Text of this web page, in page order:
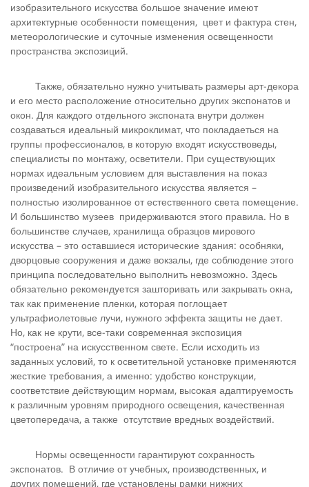
изобразительного искусства большое значение имеют
архитектурные особенности помещения, цвет и фактура стен,
метеорологические и суточные изменения освещенности
пространства экспозиций.
Также, обязательно нужно учитывать размеры арт-декора
и его место расположение относительно других экспонатов и
окон. Для каждого отдельного экспоната внутри должен
создаваться идеальный микроклимат, что покладаеться на
группы профессионалов, в которую входят искусствоведы,
специалисты по монтажу, осветители. При существующих
нормах идеальным условием для выставления на показ
произведений изобразительного искусства является –
полностью изолированное от естественного света помещение.
И большинство музеев придерживаются этого правила. Но в
большинстве случаев, хранилища образцов мирового
искусства – это оставшиеся исторические здания: особняки,
дворцовые сооружения и даже вокзалы, где соблюдение этого
принципа последовательно выполнить невозможно. Здесь
обязательно рекомендуется зашторивать или закрывать окна,
так как применение пленки, которая поглощает
ультрафиолетовые лучи, нужного эффекта защиты не дает.
Но, как не крути, все-таки современная экспозиция
“построена” на искусственном свете. Если исходить из
заданных условий, то к осветительной установке применяются
жесткие требования, а именно: удобство конструкции,
соответствие действующим нормам, высокая адаптируемость
к различным уровням природного освещения, качественная
цветопередача, а также отсутствие вредных воздействий.
Нормы освещенности гарантируют сохранность
экспонатов. В отличие от учебных, производственных, и
других помещений, где установлены рамки нижних